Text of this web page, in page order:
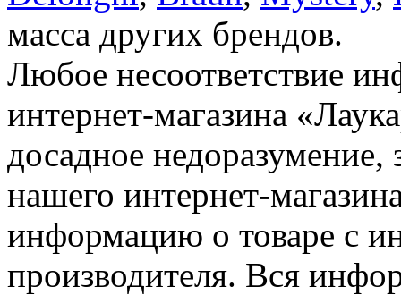
масса других брендов.
Любое несоответствие
интернет-магазина
досадное недоразумение,
нашего интернет-
информацию о товаре с
производителя. Вся